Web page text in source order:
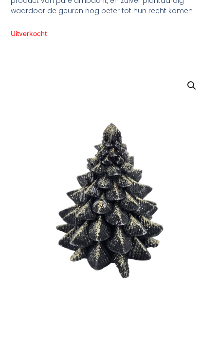
waardoor de geuren nog beter tot hun recht komen
Uitverkocht